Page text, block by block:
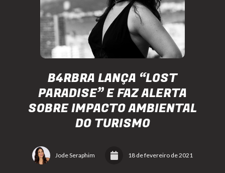
B4RBRA LANÇA “LOST
PARADISE” E FAZ ALERTA
SOBRE IMPACTO AMBIENTAL
DO TURISMO
Jode Seraphim 18 de fevereiro de 2021